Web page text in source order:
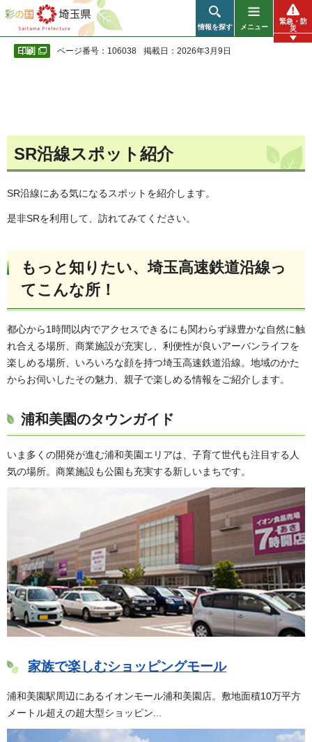
彩の国 埼玉県
情報を探す メニュー
緊急・防
災
ページ番号：106038 掲載日：2026年3月9日
SR沿線スポット紹介
SR沿線にある気になるスポットを紹介します。
是非SRを利用して、訪れてみてください。
もっと知りたい、埼玉高速鉄道沿線っ
てこんな所！
都心から1時間以内でアクセスできるにも関わらず緑豊かな自然に触
れ合える場所、商業施設が充実し、利便性が良いアーバンライフを
楽しめる場所、いろいろな顔を持つ埼玉高速鉄道沿線。地域のかた
からお伺いしたその魅力、親子で楽しめる情報をご紹介します。
浦和美園のタウンガイド
いま多くの開発が進む浦和美園エリアは、子育て世代も注目する人
気の場所。商業施設も公園も充実する新しいまちです。
家族で楽しむショッピングモール
浦和美園駅周辺にあるイオンモール浦和美園店。敷地面積10万平方
メートル超えの超大型ショッピン...